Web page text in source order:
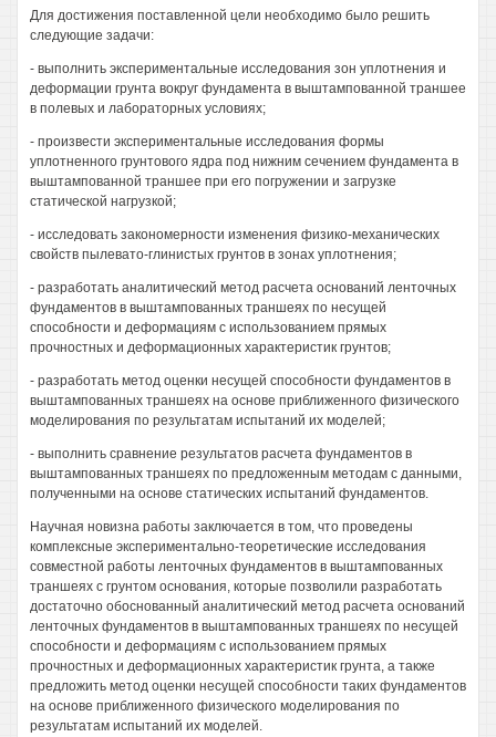
Для достижения поставленной цели необходимо было решить
следующие задачи:
- выполнить экспериментальные исследования зон уплотнения и
деформации грунта вокруг фундамента в выштампованной траншее
в полевых и лабораторных условиях;
- произвести экспериментальные исследования формы
уплотненного грунтового ядра под нижним сечением фундамента в
выштампованной траншее при его погружении и загрузке
статической нагрузкой;
- исследовать закономерности изменения физико-механических
свойств пылевато-глинистых грунтов в зонах уплотнения;
- разработать аналитический метод расчета оснований ленточных
фундаментов в выштампованных траншеях по несущей
способности и деформациям с использованием прямых
прочностных и деформационных характеристик грунтов;
- разработать метод оценки несущей способности фундаментов в
выштампованных траншеях на основе приближенного физического
моделирования по результатам испытаний их моделей;
- выполнить сравнение результатов расчета фундаментов в
выштампованных траншеях по предложенным методам с данными,
полученными на основе статических испытаний фундаментов.
Научная новизна работы заключается в том, что проведены
комплексные экспериментально-теоретические исследования
совместной работы ленточных фундаментов в выштампованных
траншеях с грунтом основания, которые позволили разработать
достаточно обоснованный аналитический метод расчета оснований
ленточных фундаментов в выштампованных траншеях по несущей
способности и деформациям с использованием прямых
прочностных и деформационных характеристик грунта, а также
предложить метод оценки несущей способности таких фундаментов
на основе приближенного физического моделирования по
результатам испытаний их моделей.